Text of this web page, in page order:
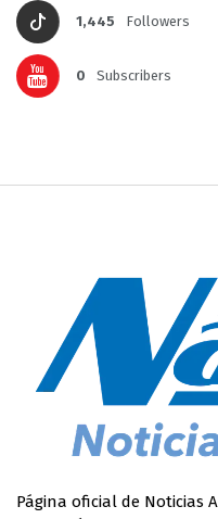
1,445 Followers
0 Subscribers
Página oficial de Noticias